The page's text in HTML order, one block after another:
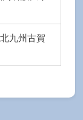
九州古賀